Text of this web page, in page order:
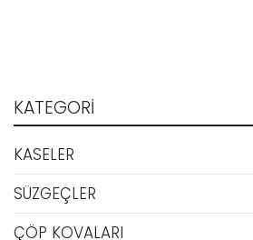
KATEGORI
KASELER
SÜZGEÇLER
ÇÖP KOVALARI